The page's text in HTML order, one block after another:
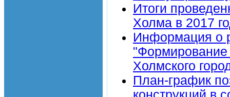
Итоги
Холма в 2017
Информация о
"Формирование
Холмского
План-график